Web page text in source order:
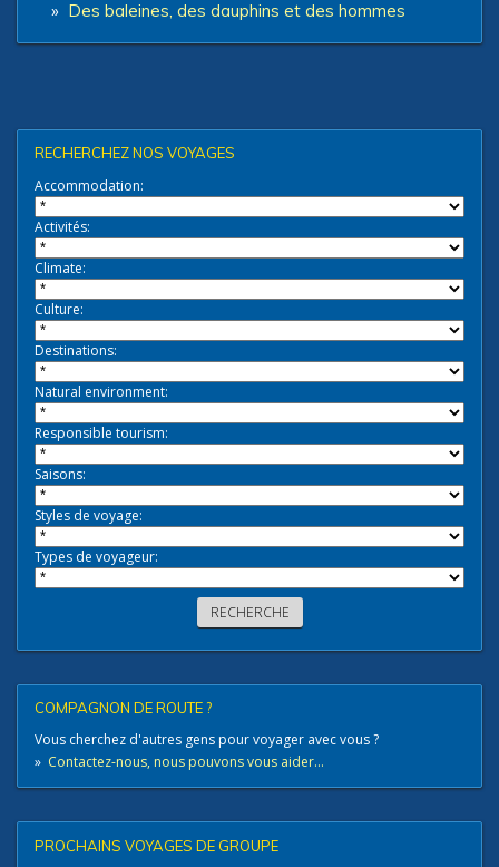
» Des baleines, des dauphins et des hommes
RECHERCHEZ NOS VOYAGES
Accommodation:
Activités:
Climate:
Culture:
Destinations:
Natural environment:
Responsible tourism:
Saisons:
Styles de voyage:
Types de voyageur:
COMPAGNON DE ROUTE ?
Vous cherchez d'autres gens pour voyager avec vous ?
» Contactez-nous, nous pouvons vous aider...
PROCHAINS VOYAGES DE GROUPE